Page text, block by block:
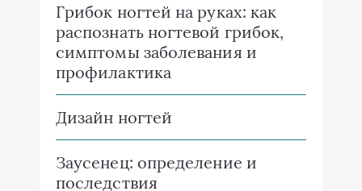
Грибок ногтей на руках: как
распознать ногтевой грибок,
симптомы заболевания и
профилактика
Дизайн ногтей
Заусенец: определение и
последствия